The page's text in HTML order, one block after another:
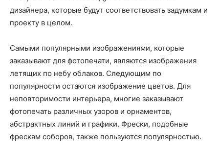
дизайнера, которые будут соответствовать задумкам и
проекту в целом.
Самыми популярными изображениями, которые
заказывают для фотопечати, являются изображения
летящих по небу облаков. Следующим по
популярности остаются изображение цветов. Для
неповторимости интерьера, многие заказывают
фотопечать различных узоров и орнаментов,
абстрактных линий и графики. Фрески, подобные
фрескам соборов, также пользуются популярностью.